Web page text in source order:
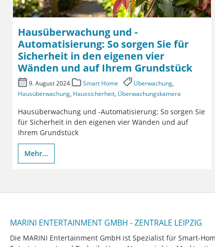
Hausüberwachung und -
Automatisierung: So sorgen Sie für
Sicherheit in den eigenen vier
Wänden und auf Ihrem Grundstück
9. August 2024 Smart Home Überwachung,
Hausüberwachung, Haussicherheit, Überwachungskamera
Hausüberwachung und -Automatisierung: So sorgen Sie
für Sicherheit in den eigenen vier Wänden und auf
Ihrem Grundstück
Mehr...
MARINI ENTERTAINMENT GMBH - ZENTRALE LEIPZIG
Die MARINI Entertainment GmbH ist Spezialist für Smart-